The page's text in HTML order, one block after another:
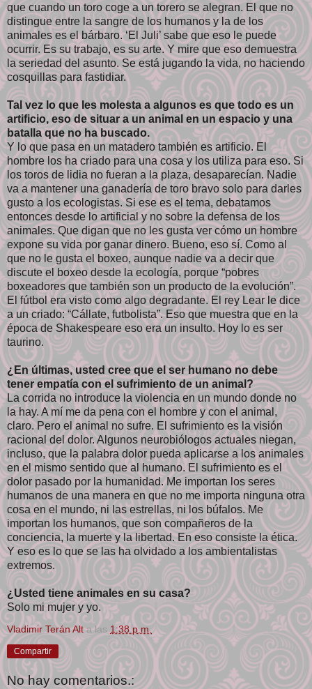
que cuando un toro coge a un torero se alegran. El que no
distingue entre la sangre de los humanos y la de los
animales es el bárbaro. ‘El Juli’ sabe que eso le puede
ocurrir. Es su trabajo, es su arte. Y mire que eso demuestra
la seriedad del asunto. Se está jugando la vida, no haciendo
cosquillas para fastidiar.
Tal vez lo que les molesta a algunos es que todo es un
artificio, eso de situar a un animal en un espacio y una
batalla que no ha buscado.
Y lo que pasa en un matadero también es artificio. El
hombre los ha criado para una cosa y los utiliza para eso. Si
los toros de lidia no fueran a la plaza, desaparecían. Nadie
va a mantener una ganadería de toro bravo solo para darles
gusto a los ecologistas. Si ese es el tema, debatamos
entonces desde lo artificial y no sobre la defensa de los
animales. Que digan que no les gusta ver cómo un hombre
expone su vida por ganar dinero. Bueno, eso sí. Como al
que no le gusta el boxeo, aunque nadie va a decir que
discute el boxeo desde la ecología, porque “pobres
boxeadores que también son un producto de la evolución”.
El fútbol era visto como algo degradante. El rey Lear le dice
a un criado: “Cállate, futbolista”. Eso que muestra que en la
época de Shakespeare eso era un insulto. Hoy lo es ser
taurino.
¿En últimas, usted cree que el ser humano no debe
tener empatía con el sufrimiento de un animal?
La corrida no introduce la violencia en un mundo donde no
la hay. A mí me da pena con el hombre y con el animal,
claro. Pero el animal no sufre. El sufrimiento es la visión
racional del dolor. Algunos neurobiólogos actuales niegan,
incluso, que la palabra dolor pueda aplicarse a los animales
en el mismo sentido que al humano. El sufrimiento es el
dolor pasado por la humanidad. Me importan los seres
humanos de una manera en que no me importa ninguna otra
cosa en el mundo, ni las estrellas, ni los búfalos. Me
importan los humanos, que son compañeros de la
conciencia, la muerte y la libertad. En eso consiste la ética.
Y eso es lo que se las ha olvidado a los ambientalistas
extremos.
¿Usted tiene animales en su casa?
Solo mi mujer y yo.
Vladimir Terán Alt a las 1:38 p.m.
Compartir
No hay comentarios.: